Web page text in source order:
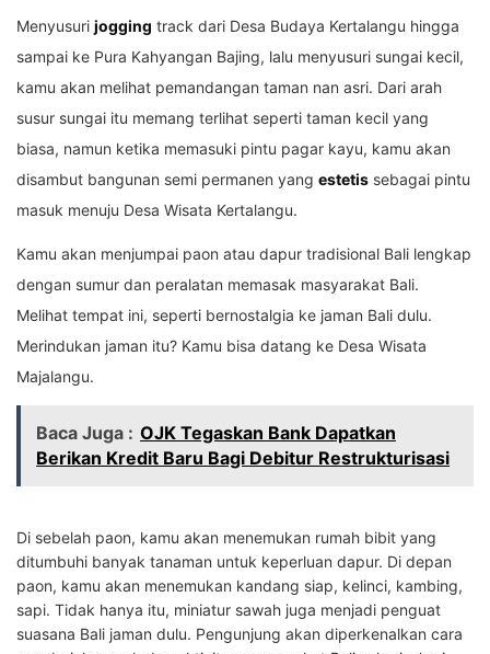
Menyusuri jogging track dari Desa Budaya Kertalangu hingga
sampai ke Pura Kahyangan Bajing, lalu menyusuri sungai kecil,
kamu akan melihat pemandangan taman nan asri. Dari arah
susur sungai itu memang terlihat seperti taman kecil yang
biasa, namun ketika memasuki pintu pagar kayu, kamu akan
disambut bangunan semi permanen yang estetis sebagai pintu
masuk menuju Desa Wisata Kertalangu.
Kamu akan menjumpai paon atau dapur tradisional Bali lengkap
dengan sumur dan peralatan memasak masyarakat Bali.
Melihat tempat ini, seperti bernostalgia ke jaman Bali dulu.
Merindukan jaman itu? Kamu bisa datang ke Desa Wisata
Majalangu.
Baca Juga : OJK Tegaskan Bank Dapatkan
Berikan Kredit Baru Bagi Debitur Restrukturisasi
Di sebelah paon, kamu akan menemukan rumah bibit yang
ditumbuhi banyak tanaman untuk keperluan dapur. Di depan
paon, kamu akan menemukan kandang siap, kelinci, kambing,
sapi. Tidak hanya itu, miniatur sawah juga menjadi penguat
suasana Bali jaman dulu. Pengunjung akan diperkenalkan cara